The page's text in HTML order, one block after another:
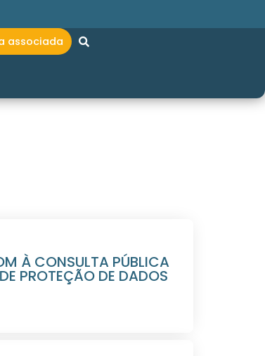
associada
À CONSULTA PÚBLICA
PROTEÇÃO DE DADOS